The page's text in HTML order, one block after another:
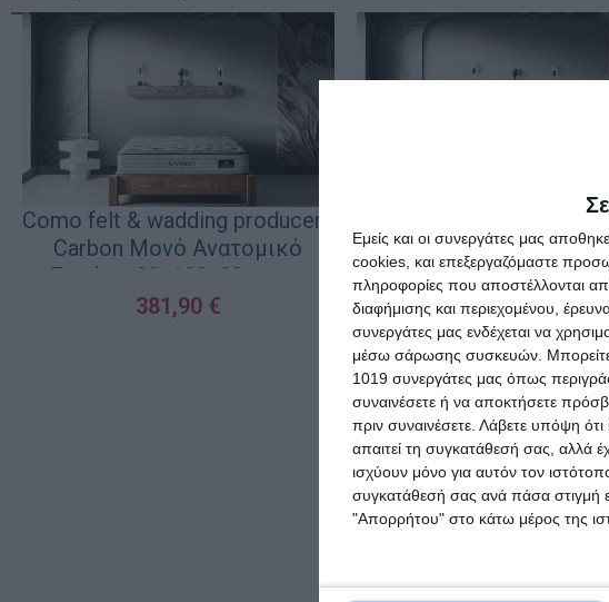
Εμείς και οι συνεργάτες μας
cookies, και επεξεργαζόμαστε
πληροφορίες που αποστέλλονται
διαφήμισης και περιεχομένου,
συνεργάτες μας ενδέχεται να
μέσω σάρωσης συσκευών. Μπορείτε
1019 συνεργάτες μας όπως
συναινέσετε ή να αποκτήσετε
πριν συναινέσετε. Λάβετε υπόψη
απαιτεί τη συγκατάθεσή σας, αλλά
ισχύουν μόνο για αυτόν τον
συγκατάθεσή σας ανά πάσα στιγμή
"Απορρήτου" στο κάτω μέρος της
Como felt & wadding producers
Carbon Μονό Ανατομικό
Στρώμα 90x190x28cm με
Ανεξάρτητα Ελατήρια
381,90 €
Como felt & wadding
Carbon Υπέρδιπλο
Στρώμα
Ανεξάρτητα
CARBON200160
559,90€
ΠΡΟΣΘΉΚΗ ΣΤΟ ΚΑΛΆΘΙ